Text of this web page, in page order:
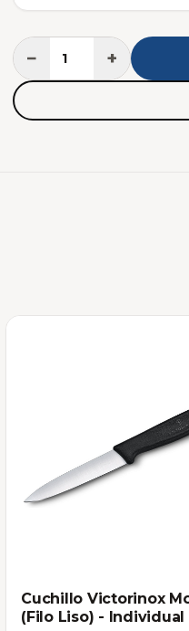
− +
Cuchillo Victorinox
(Filo Liso) - Individual